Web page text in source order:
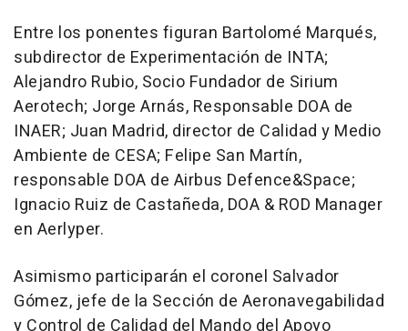
Entre los ponentes figuran Bartolomé Marqués,
subdirector de Experimentación de INTA;
Alejandro Rubio, Socio Fundador de Sirium
Aerotech; Jorge Arnás, Responsable DOA de
INAER; Juan Madrid, director de Calidad y Medio
Ambiente de CESA; Felipe San Martín,
responsable DOA de Airbus Defence&Space;
Ignacio Ruiz de Castañeda, DOA & ROD Manager
en Aerlyper.
Asimismo participarán el coronel Salvador
Gómez, jefe de la Sección de Aeronavegabilidad